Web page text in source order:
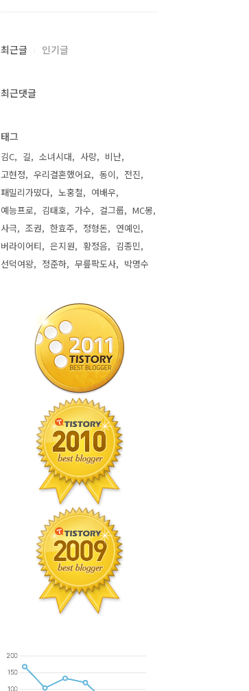
최근글 인기글
최근댓글
태그
김C 길 소녀시대 사랑
비난
고현정
우리결혼했어요 동이
전진
패밀리가떴다
노홍철
여배우
예능프로
김태호 가수 걸그룹
MC몽
사극
조권 한효주 정형돈
연예인
버라이어티
은지원 황정음
김종민
선덕여왕
정준하 무릎팍도사 박명수